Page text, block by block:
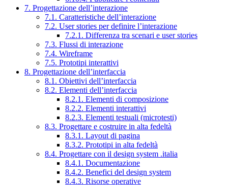
7. Progettazione dell’interazione
7.1. Caratteristiche dell’interazione
7.2. User stories per definire l’interazione
7.2.1. Differenza tra scenari e user stories
7.3. Flussi di interazione
7.4. Wireframe
7.5. Prototipi interattivi
8. Progettazione dell’interfaccia
8.1. Obiettivi dell’interfaccia
8.2. Elementi dell’interfaccia
8.2.1. Elementi di composizione
8.2.2. Elementi interattivi
8.2.3. Elementi testuali (microtesti)
8.3. Progettare e costruire in alta fedeltà
8.3.1. Layout di pagina
8.3.2. Prototipi in alta fedeltà
8.4. Progettare con il design system .italia
8.4.1. Documentazione
8.4.2. Benefici del design system
8.4.3. Risorse operative